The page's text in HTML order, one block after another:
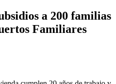
a 200 familias
Familiares